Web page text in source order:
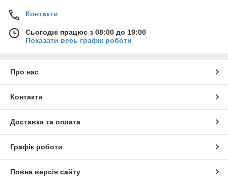
Контакти
Сьогодні працює з 08:00 до 19:00
Показати весь графік роботи
Про нас
Контакти
Доставка та оплата
Графік роботи
Повна версія сайту